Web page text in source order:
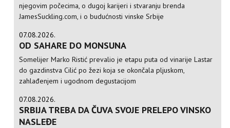
njegovim počecima, o dugoj karijeri i stvaranju brenda
JamesSuckling.com, i o budućnosti vinske Srbije
07.08.2026.
OD SAHARE DO MONSUNA
Somelijer Marko Ristić prevalio je etapu puta od vinarije Lastar
do gazdinstva Cilić po žezi koja se okončala pljuskom,
zahlađenjem i ugodnom degustacijom
07.08.2026.
SRBIJA TREBA DA ČUVA SVOJE PRELEPO VINSKO
NASLEĐE